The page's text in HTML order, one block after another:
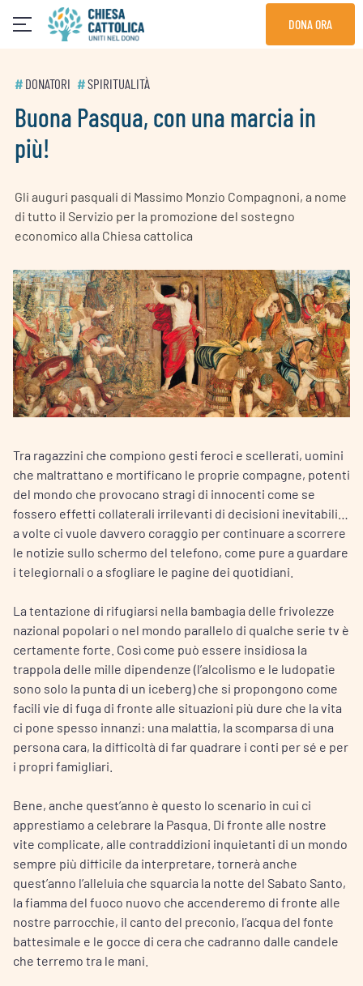
DONA ORA
# DONATORI #SPIRITUALITÀ
Buona Pasqua, con una marcia in
più!
Gli auguri pasquali di Massimo Monzio Compagnoni, a nome
di tutto il Servizio per la promozione del sostegno
economico alla Chiesa cattolica
Tra ragazzini che compiono gesti feroci e scellerati, uomini
che maltrattano e mortificano le proprie compagne, potenti
del mondo che provocano stragi di innocenti come se
fossero effetti collaterali irrilevanti di decisioni inevitabili…
a volte ci vuole davvero coraggio per continuare a scorrere
le notizie sullo schermo del telefono, come pure a guardare
i telegiornali o a sfogliare le pagine dei quotidiani.
La tentazione di rifugiarsi nella bambagia delle frivolezze
nazional popolari o nel mondo parallelo di qualche serie tv è
certamente forte. Così come può essere insidiosa la
trappola delle mille dipendenze (l’alcolismo e le ludopatie
sono solo la punta di un iceberg) che si propongono come
facili vie di fuga di fronte alle situazioni più dure che la vita
ci pone spesso innanzi: una malattia, la scomparsa di una
persona cara, la difficoltà di far quadrare i conti per sé e per
i propri famigliari.
Bene, anche quest’anno è questo lo scenario in cui ci
apprestiamo a celebrare la Pasqua. Di fronte alle nostre
vite complicate, alle contraddizioni inquietanti di un mondo
sempre più difficile da interpretare, tornerà anche
quest’anno l’alleluia che squarcia la notte del Sabato Santo,
la fiamma del fuoco nuovo che accenderemo di fronte alle
nostre parrocchie, il canto del preconio, l’acqua del fonte
battesimale e le gocce di cera che cadranno dalle candele
che terremo tra le mani.